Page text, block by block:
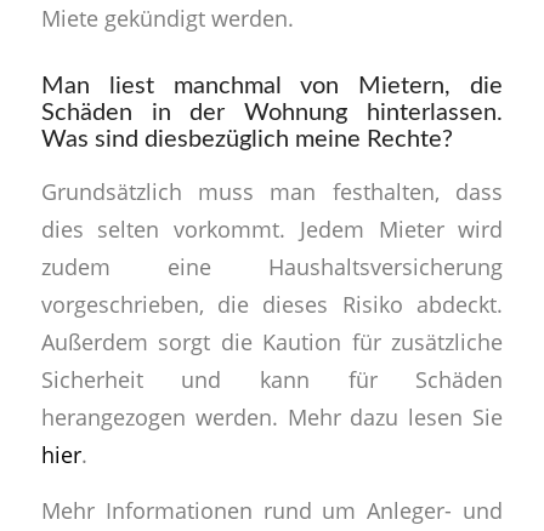
Miete gekündigt werden.
Man liest manchmal von Mietern, die
Schäden in der Wohnung hinterlassen.
Was sind diesbezüglich meine Rechte?
Grundsätzlich muss man festhalten, dass
dies selten vorkommt. Jedem Mieter wird
zudem eine Haushaltsversicherung
vorgeschrieben, die dieses Risiko abdeckt.
Außerdem sorgt die Kaution für zusätzliche
Sicherheit und kann für Schäden
herangezogen werden. Mehr dazu lesen Sie
hier.
Mehr Informationen rund um Anleger- und